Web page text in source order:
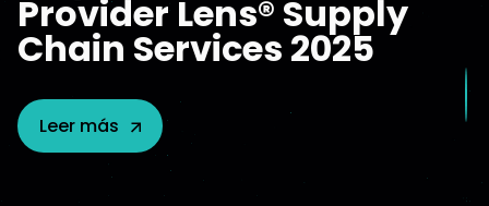
Provider Lens® Supply
Chain Services 2025
Leer más